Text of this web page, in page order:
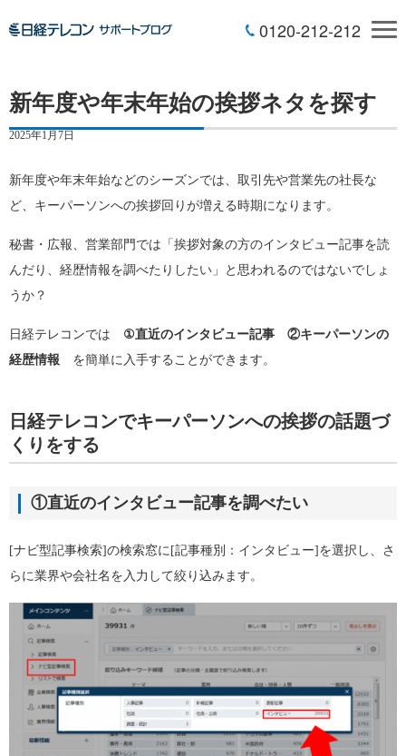
0120-212-212
新年度や年末年始の挨拶ネタを探す
2025年1月7日
新年度や年末年始などのシーズンでは、取引先や営業先の社長な
ど、キーパーソンへの挨拶回りが増える時期になります。
秘書・広報、営業部門では「挨拶対象の方のインタビュー記事を読
んだり、経歴情報を調べたりしたい」と思われるのではないでしょ
うか？
日経テレコンでは ①直近のインタビュー記事 ②キーパーソンの
経歴情報 を簡単に入手することができます。
日経テレコンでキーパーソンへの挨拶の話題づ
くりをする
①直近のインタビュー記事を調べたい
[ナビ型記事検索]の検索窓に[記事種別：インタビュー]を選択し、さ
らに業界や会社名を入力して絞り込みます。